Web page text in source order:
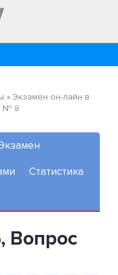
» Экзамен он-лайн в
№ 8
Статистика
Вопрос